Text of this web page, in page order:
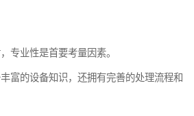
专业性是首要考量因素。
富的设备知识，还拥有完善的处理流程和